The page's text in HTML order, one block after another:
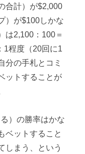
合計）が$2,000
）が$100しかな
は2,100：100＝
1程度（20回に1
分の手札とコミ
ットすることが
）の勝率はかな
ベットすること
しまう、という